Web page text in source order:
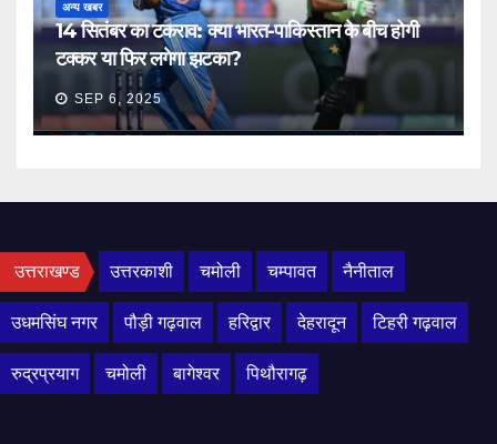
अन्य खबर
14 सितंबर का टकराव: क्या भारत-पाकिस्तान के बीच होगी
टक्कर या फिर लगेगा झटका?
SEP 6, 2025
उत्तराखण्ड उत्तरकाशी चमोली चम्पावत नैनीताल
उधमसिंघ नगर पौड़ी गढ़वाल हरिद्वार देहरादून टिहरी गढ़वाल
रुद्रप्रयाग चमोली बागेश्वर पिथौरागढ़